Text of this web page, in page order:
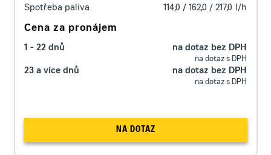
Spotřeba paliva
114,0 / 162,0 / 217,0 l/h
Cena za pronájem
1 - 22 dnů na dotaz bez DPH
na dotaz s DPH
23 a více dnů na dotaz bez DPH
na dotaz s DPH
NA DOTAZ